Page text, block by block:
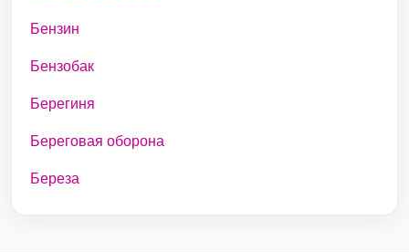
Бензин
Бензобак
Берегиня
Береговая оборона
Береза